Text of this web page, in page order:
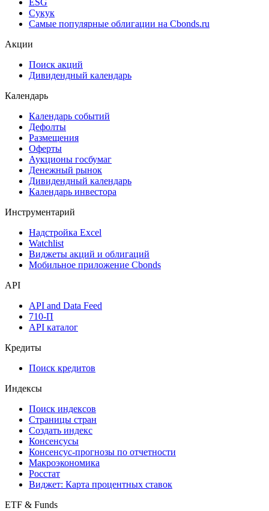
ESG
Сукук
Самые популярные облигации на Cbonds.ru
Акции
Поиск акций
Дивидендный календарь
Календарь
Календарь событий
Дефолты
Размещения
Оферты
Аукционы госбумаг
Денежный рынок
Дивидендный календарь
Календарь инвестора
Инструментарий
Надстройка Excel
Watchlist
Виджеты акций и облигаций
Мобильное приложение Cbonds
API
API and Data Feed
710-П
API каталог
Кредиты
Поиск кредитов
Индексы
Поиск индексов
Страницы стран
Создать индекс
Консенсусы
Консенсус-прогнозы по отчетности
Макроэкономика
Росстат
Виджет: Карта процентных ставок
ETF & Funds